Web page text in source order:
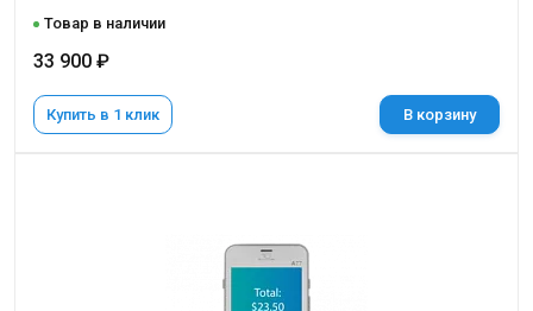
Товар в наличии
33 900 ₽
Купить в 1 клик В корзину